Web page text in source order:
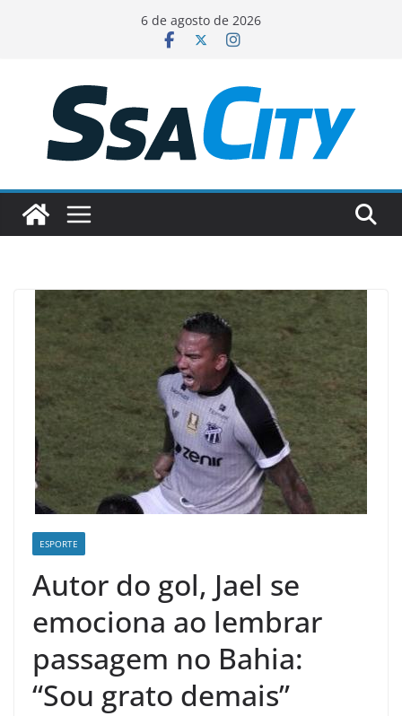
conteúdo
6 de agosto de 2026
ESPORTE
Autor do gol, Jael se
emociona ao lembrar
passagem no Bahia:
“Sou grato demais”